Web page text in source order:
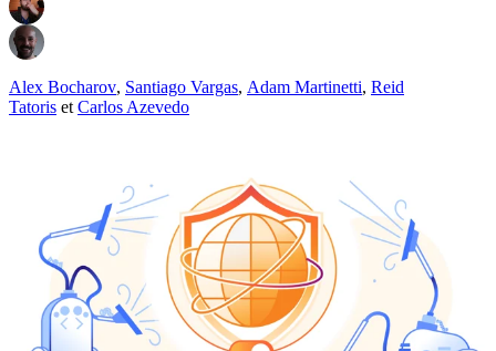
Alex Bocharov, Santiago Vargas, Adam Martinetti, Reid
Tatoris et Carlos Azevedo